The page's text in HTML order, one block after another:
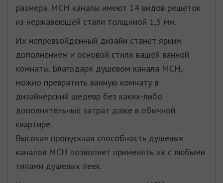
размера. MСН каналы имеют 14 видов решеток
из нержавеющей стали толщиной 1,5 мм.
Их непревзойденный дизайн станет ярким
дополнением и основой стиля вашей ванной
комнаты. Благодаря душевом канала МСН,
можно превратить ванную комнату в
дизайнерский шедевр без каких-либо
дополнительных затрат даже в обычной
квартире.
Высокая пропускная способность душевых
каналов МСН позволяет применять их с любыми
типами душевых леек.